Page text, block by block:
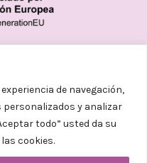
de navegación,
y analizar
todo” usted da su
cookies.| Todos los